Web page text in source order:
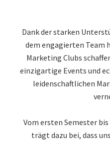
Dank der starken
dem engagierten Team
Marketing Clubs
einzigartige Events und
leidenschaftlichen
Vom ersten Semester
trägt dazu bei, dass